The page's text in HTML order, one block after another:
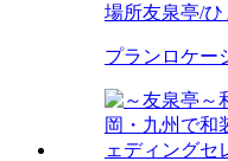
場所友泉亭/ひ
プラン ロケー